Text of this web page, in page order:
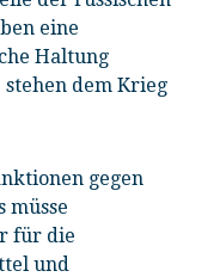
eine
Haltung
dem Krieg
gegen
müsse
für die
und